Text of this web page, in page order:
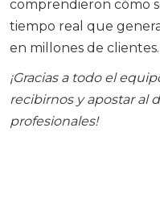
comprendieron cómo
tiempo real que
en millones de clientes.
¡Gracias a todo el
recibirnos y apostar al
profesionales!